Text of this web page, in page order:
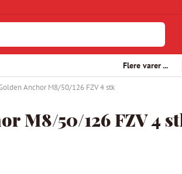
Flere varer ...
Anchor M8/50/126 FZV 4 stk
M8/50/126 FZV 4